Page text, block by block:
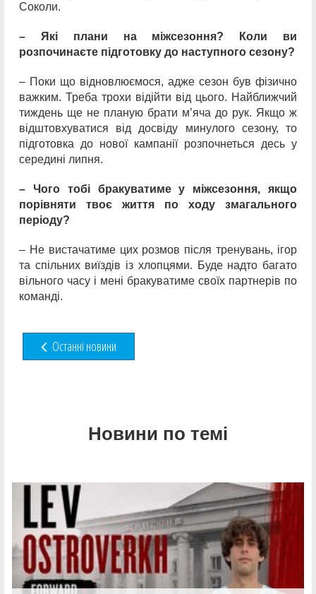
Соколи.
– Які плани на міжсезоння? Коли ви
розпочинаєте підготовку до наступного сезону?
– Поки що відновлюємося, адже сезон був фізично
важким. Треба трохи відійти від цього. Найближчий
тиждень ще не планую брати м’яча до рук. Якщо ж
відштовхуватися від досвіду минулого сезону, то
підготовка до нової кампанії розпочнеться десь у
середині липня.
– Чого тобі бракуватиме у міжсезоння, якщо
порівняти твоє життя по ходу змагального
періоду?
– Не вистачатиме цих розмов після тренувань, ігор
та спільних виїздів із хлопцями. Буде надто багато
вільного часу і мені бракуватиме своїх партнерів по
команді.
Останні новини
Новини по темі